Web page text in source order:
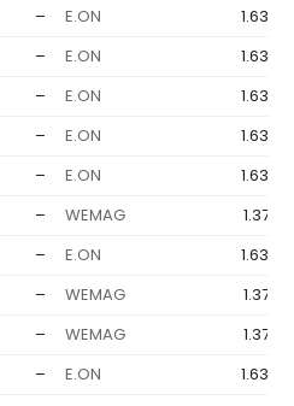
– E.ON
1.636
– E.ON
1.636
– E.ON
1.636
– E.ON
1.636
– E.ON
1.636
– WEMAG
1.377
– E.ON
1.636
– WEMAG
1.377
– WEMAG
1.377
– E.ON 1.636